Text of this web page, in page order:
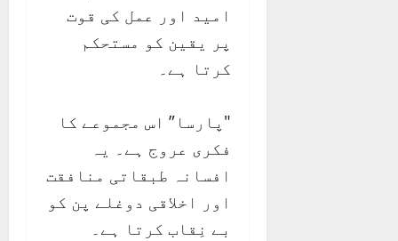
امید اور عمل کی قوت
پر یقین کو مستحکم
کرتا ہے۔
"پارسا” اس مجموعے کا
فکری عروج ہے۔ یہ
افسانہ طبقاتی منافقت
اور اخلاقی دوغلے پن کو
بے نِقاب کرتا ہے۔